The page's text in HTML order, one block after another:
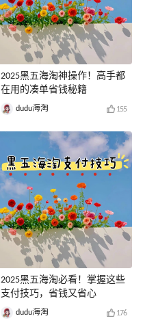
2025黑五海淘神操作！高手都
在用的凑单省钱秘籍
dudu海淘 155
2025黑五海淘必看！掌握这些
支付技巧，省钱又省心
dudu海淘 176